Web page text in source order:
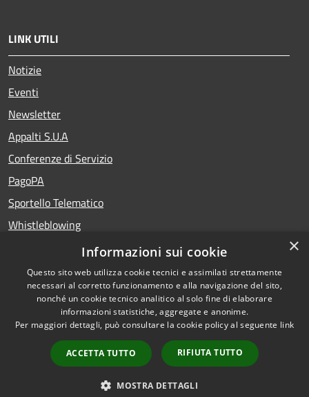
LINK UTILI
Notizie
Eventi
Newsletter
Appalti S.U.A
Conferenze di Servizio
PagoPA
Sportello Telematico
Whistleblowing
Teatro del Fuoco
Portale Storico della Provincia di Foggia
RSS
Accessibility
Copyright © 2026 •
Portale istituzionale della
Provincia di Foggia •
Powered byMunicipium
×
Informazioni sui cookie
Questo sito web utilizza cookie tecnici e assimilati strettamente
necessari al corretto funzionamento e alla navigazione del sito,
nonché un cookie tecnico analitico al solo fine di elaborare
informazioni statistiche, aggregate e anonime.
Per maggiori dettagli, può consultare la cookie policy al seguente link
ACCETTA TUTTO RIFIUTA TUTTO
MOSTRA DETTAGLI